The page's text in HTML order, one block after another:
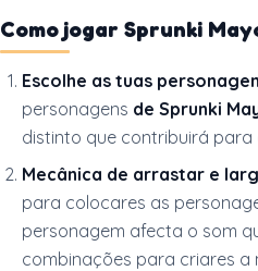
Como jogar Sprunki
Escolhe as tuas
personagens de Sprunki
distinto que contribuirá
Mecânica de arrastar e
para colocares as
personagem afecta o som
combinações para criares a